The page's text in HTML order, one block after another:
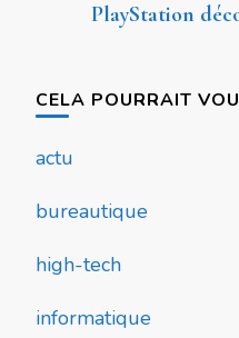
PlayStation
CELA POURRAIT
actu
bureautique
high-tech
informatique